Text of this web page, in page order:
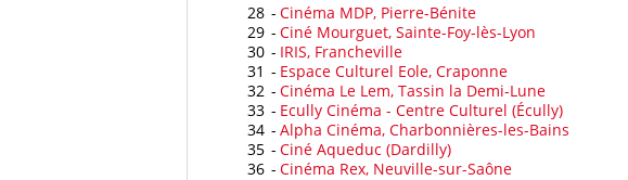
28 - Cinéma MDP, Pierre-Bénite
29 - Ciné Mourguet, Sainte-Foy-lès-Lyon
30 - IRIS, Francheville
31 - Espace Culturel Eole, Craponne
32 - Cinéma Le Lem, Tassin la Demi-Lune
33 - Ecully Cinéma - Centre Culturel (Écully)
34 - Alpha Cinéma, Charbonnières-les-Bains
35 - Ciné Aqueduc (Dardilly)
36 - Cinéma Rex, Neuville-sur-Saône